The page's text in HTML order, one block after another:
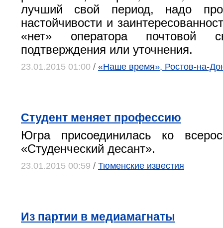
лучший свой период, надо
настойчивости и
«нет» оператора почтовой
подтверждения или уточнения.
23.01.2015 01:00 / «Наше время», Ростов-на-
Студент меняет профессию
Югра присоединилась ко
«Студенческий десант».
23.01.2015 00:59 / Тюменские известия
Из партии в медиамагнаты